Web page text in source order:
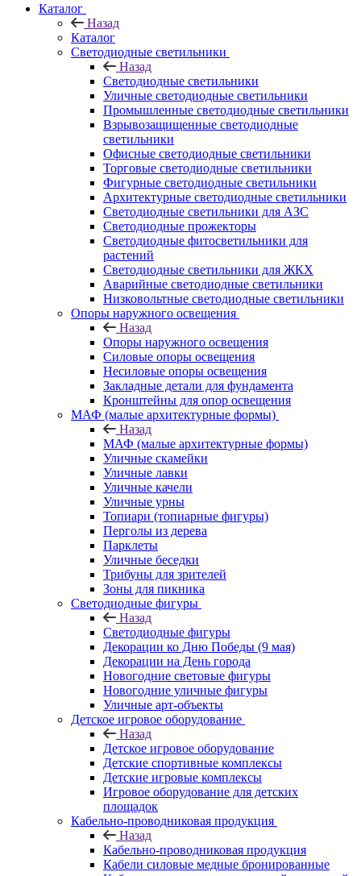
Каталог
Назад
Каталог
Светодиодные светильники
Назад
Светодиодные светильники
Уличные светодиодные светильники
Промышленные светодиодные светильники
Взрывозащищенные светодиодные
светильники
Офисные светодиодные светильники
Торговые светодиодные светильники
Фигурные светодиодные светильники
Архитектурные светодиодные светильники
Светодиодные светильники для АЗС
Светодиодные прожекторы
Светодиодные фитосветильники для
растений
Светодиодные светильники для ЖКХ
Аварийные светодиодные светильники
Низковольтные светодиодные светильники
Опоры наружного освещения
Назад
Опоры наружного освещения
Силовые опоры освещения
Несиловые опоры освещения
Закладные детали для фундамента
Кронштейны для опор освещения
МАФ (малые архитектурные формы)
Назад
МАФ (малые архитектурные формы)
Уличные скамейки
Уличные лавки
Уличные качели
Уличные урны
Топиари (топиарные фигуры)
Перголы из дерева
Парклеты
Уличные беседки
Трибуны для зрителей
Зоны для пикника
Светодиодные фигуры
Назад
Светодиодные фигуры
Декорации ко Дню Победы (9 мая)
Декорации на День города
Новогодние световые фигуры
Новогодние уличные фигуры
Уличные арт-объекты
Детское игровое оборудование
Назад
Детское игровое оборудование
Детские спортивные комплексы
Детские игровые комплексы
Игровое оборудование для детских
площадок
Кабельно-проводниковая продукция
Назад
Кабельно-проводниковая продукция
Кабели силовые медные бронированные